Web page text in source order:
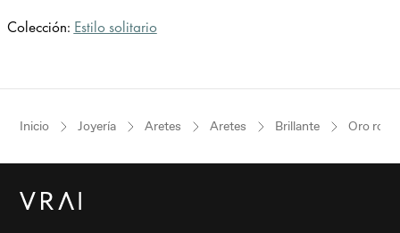
Colección: Estilo solitario
Inicio Joyería Aretes Aretes Brillante Oro rosa